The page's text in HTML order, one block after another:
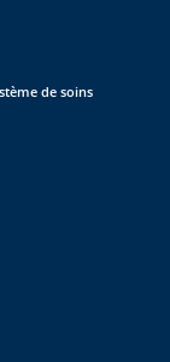
de soins